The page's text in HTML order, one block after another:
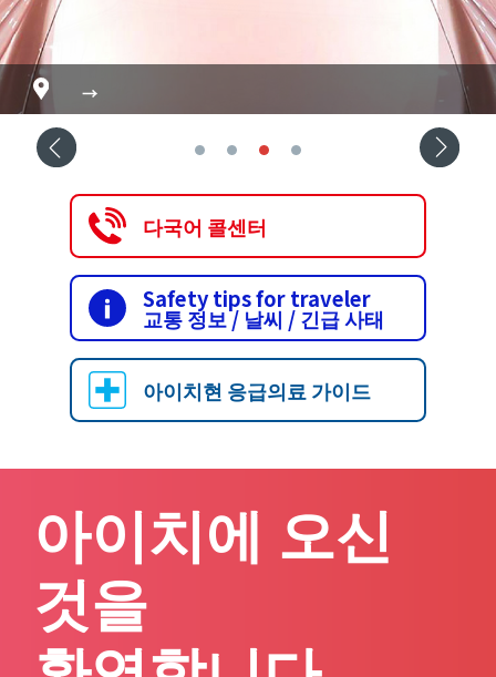
고란케
국보 이누야마 성
→
→
다국어 콜센터
Safety tips for traveler
교통 정보 / 날씨 / 긴급 사태
아이치현 응급의료 가이드
아이치에 오신
것을